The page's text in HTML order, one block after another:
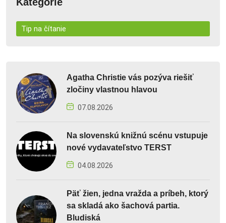
Tip na čítanie
Agatha Christie vás pozýva riešiť
zločiny vlastnou hlavou
07.08.2026
Na slovenskú knižnú scénu vstupuje
nové vydavateľstvo TERST
04.08.2026
Päť žien, jedna vražda a príbeh, ktorý
sa skladá ako šachová partia.
Bludiská